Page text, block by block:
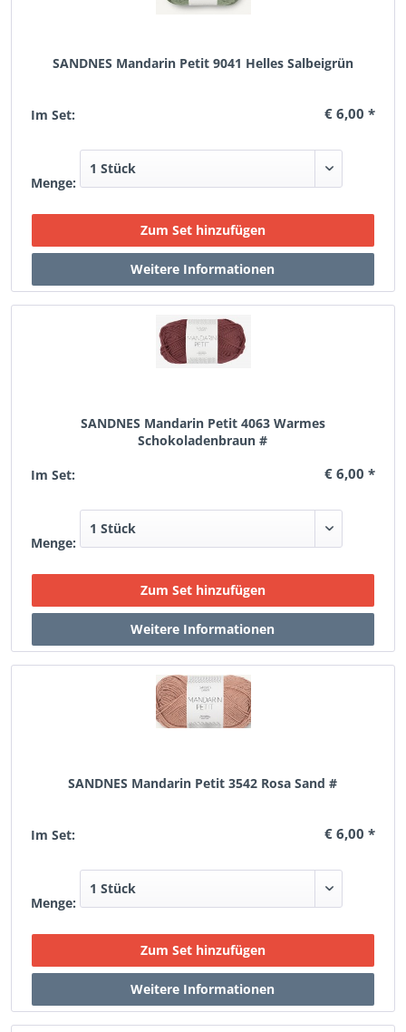
SANDNES Mandarin Petit 9041 Helles Salbeigrün
Im Set: € 6,00 *
Menge:
SANDNES Mandarin Petit 4063 Warmes
Schokoladenbraun #
Im Set:
€ 6,00 *
Menge:
SANDNES Mandarin Petit 3542 Rosa Sand #
Im Set: € 6,00 *
Menge: